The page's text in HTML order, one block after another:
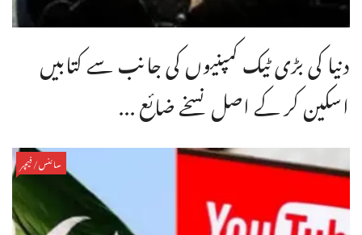
دنیا کی بڑی ٹیک کمپنیوں کی جانب سے کتابیں
اسکین کر کے اصل نسخے ضائع ...
سائنس/فیچر